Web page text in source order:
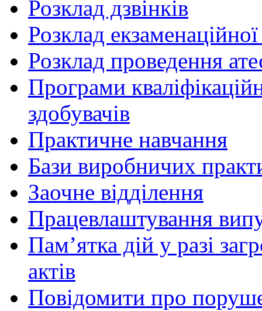
Розклад дзвінків
Розклад екзаменаційної
Розклад проведення
Програми
здобувачів
Практичне навчання
Бази виробничих
Заочне відділення
Працевлаштування
Пам’ятка дій у разі
актів
Повідомити про